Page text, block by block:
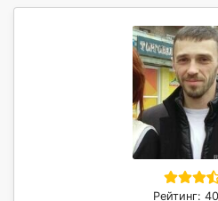
Рейтинг: